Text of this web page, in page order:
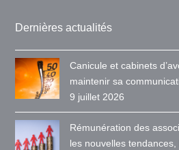
Dernières actualités
Canicule et cabinets
maintenir sa
9 juillet 2026
Rémunération des
les nouvelles